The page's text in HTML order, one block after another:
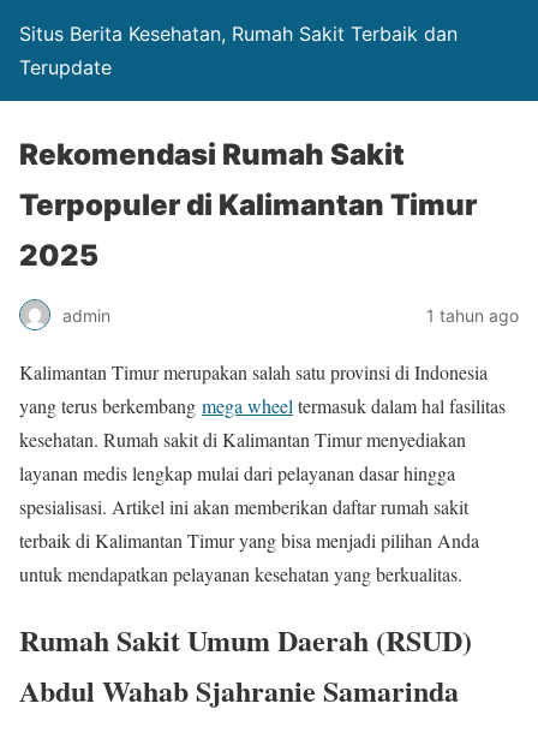
Situs Berita Kesehatan, Rumah Sakit Terbaik dan
Terupdate
Rekomendasi Rumah Sakit
Terpopuler di Kalimantan Timur
2025
admin 1 tahun ago
Kalimantan Timur merupakan salah satu provinsi di Indonesia
yang terus berkembang mega wheel termasuk dalam hal fasilitas
kesehatan. Rumah sakit di Kalimantan Timur menyediakan
layanan medis lengkap mulai dari pelayanan dasar hingga
spesialisasi. Artikel ini akan memberikan daftar rumah sakit
terbaik di Kalimantan Timur yang bisa menjadi pilihan Anda
untuk mendapatkan pelayanan kesehatan yang berkualitas.
Rumah Sakit Umum Daerah (RSUD)
Abdul Wahab Sjahranie Samarinda